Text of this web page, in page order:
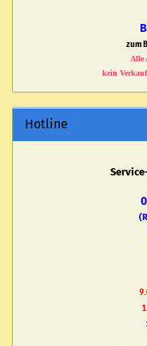
zum
Alle
kein
Hotline